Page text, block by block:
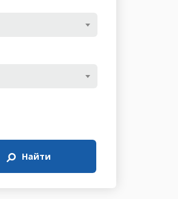
Найти